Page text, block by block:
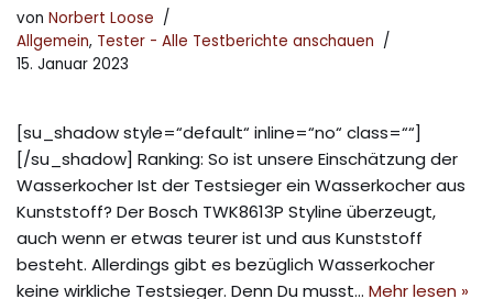
von Norbert Loose
Allgemein, Tester - Alle Testberichte anschauen
15. Januar 2023
[su_shadow style=“default“ inline=“no“ class=““]
[/su_shadow] Ranking: So ist unsere Einschätzung der
Wasserkocher Ist der Testsieger ein Wasserkocher aus
Kunststoff? Der Bosch TWK8613P Styline überzeugt,
auch wenn er etwas teurer ist und aus Kunststoff
besteht. Allerdings gibt es bezüglich Wasserkocher
keine wirkliche Testsieger. Denn Du musst… Mehr lesen »